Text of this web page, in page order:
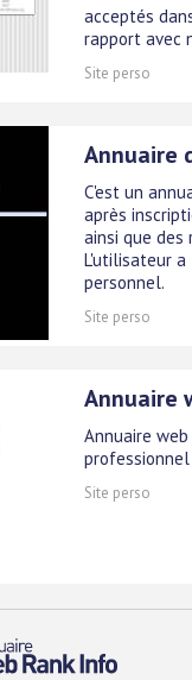
acceptés
rapport avec
Site perso
Annuaire
C'est un
après
ainsi que des
L'utilisateur
personnel.
Site perso
Annuaire
Annuaire
professionnel
Site perso